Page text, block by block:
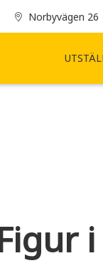
Norbyvägen 26